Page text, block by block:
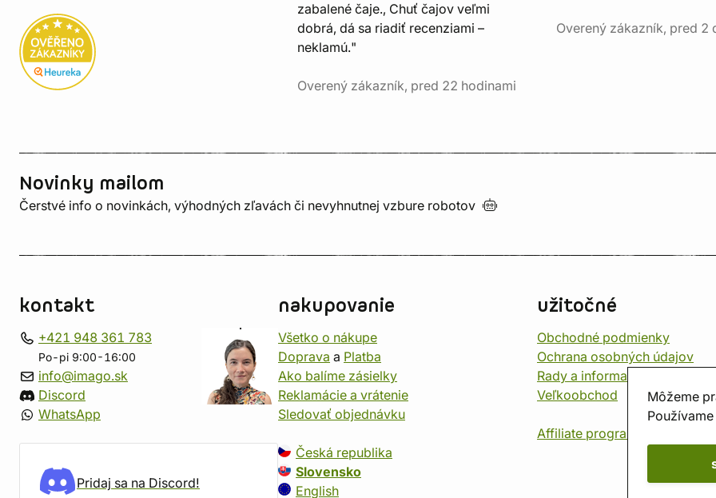
Môžeme
zabalené čaje., Chuť čajov veľmi
dobrá, dá sa riadiť recenziami –
neklamú."
Overený zákazník, pred 22 hodinami
Overený zákazník, pred 2
Novinky mailom
Čerstvé info o novinkách, výhodných zľavách či nevyhnutnej vzbure robotov
kontakt
+421 948 361 783
Po-pi 9:00-16:00
info@imago.sk
Discord
WhatsApp
Pridaj sa na Discord!
nakupovanie
Všetko o nákupe
Doprava a Platba
Ako balíme zásielky
Reklamácie a vrátenie
Sledovať objednávku
Česká republika
Slovensko
English
užitočné
Obchodné podmienky
Ochrana osobných údajov
Rady a informace
Veľkoobchod
Affiliate program